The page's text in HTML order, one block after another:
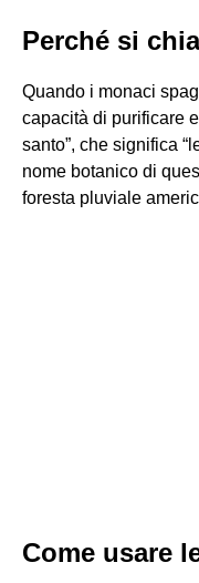
Perché si
Quando i monaci
capacità di purificare
santo”, che significa
nome botanico di
foresta pluviale
Come usare